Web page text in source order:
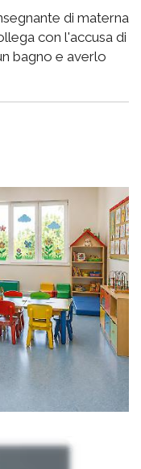
di materna
con l'accusa di
bagno e averlo